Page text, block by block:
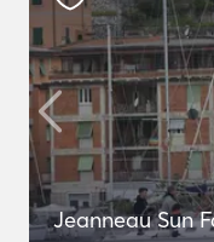
Jeanneau Sun